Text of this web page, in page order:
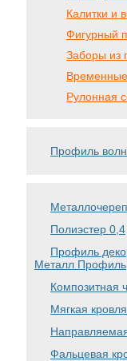
Калитки и
Фигурный
Заборы из
Рулонная
Профиль
Полиэстер 0,4
Профиль
Металл Профиль
Композитная
Мягкая кровля
Фальцевая